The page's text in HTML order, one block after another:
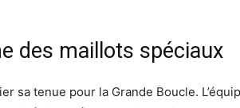
des maillots spéciaux
sa tenue pour la Grande Boucle.